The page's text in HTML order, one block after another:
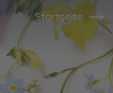
Startseite